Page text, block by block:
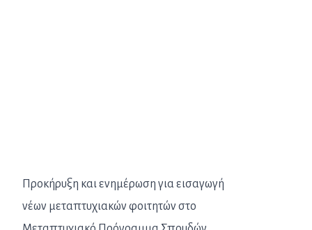
Προκήρυξη και ενημέρωση για εισαγωγή
νέων μεταπτυχιακών φοιτητών στο